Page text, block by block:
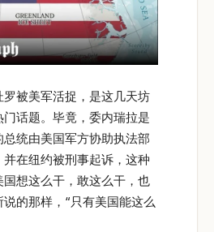
被美军活捉，是这几天坊
话题。毕竟，委内瑞拉是
统由美国军方协助执法部
在纽约被刑事起诉，这种
想这么干，敢这么干，也
的那样，“只有美国能这么